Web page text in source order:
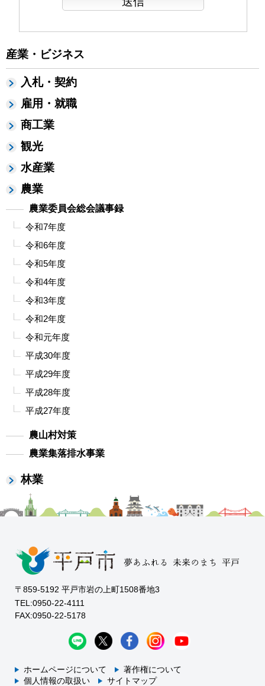
産業・ビジネス
入札・契約
雇用・就職
商工業
観光
水産業
農業
農業委員会総会議事録
令和7年度
令和6年度
令和5年度
令和4年度
令和3年度
令和2年度
令和元年度
平成30年度
平成29年度
平成28年度
平成27年度
農山村対策
農業集落排水事業
林業
〒859-5192 平戸市岩の上町1508番地3
TEL:0950-22-4111
FAX:0950-22-5178
ホームページについて
著作権について
個人情報の取扱い
サイトマップ